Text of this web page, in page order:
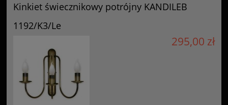
Kinkiet świecznikowy potrójny KANDILEB
1192/K3/Le
295,00 zł